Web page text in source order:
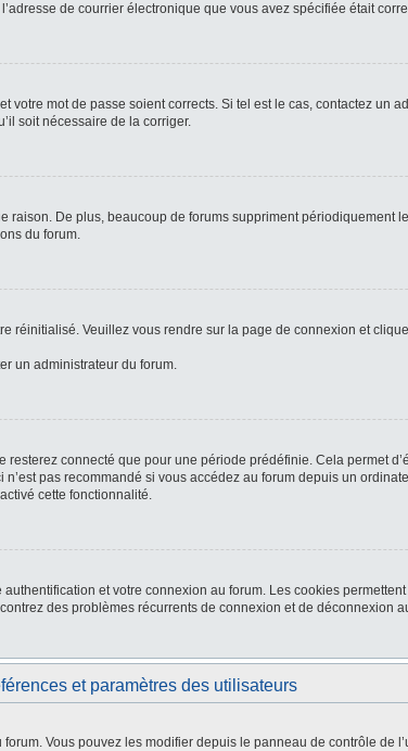
de courrier électronique que vous avez spécifiée était
mot de passe soient corrects. Si tel est le cas, contactez un
soit nécessaire de la corriger.
raison. De plus, beaucoup de forums suppriment
du forum.
Veuillez vous rendre sur la page de connexion et
un administrateur du forum.
connecté que pour une période prédéfinie. Cela permet
pas recommandé si vous accédez au forum depuis un
cette fonctionnalité.
et votre connexion au forum. Les cookies
des problèmes récurrents de connexion et de déconnexion
et paramètres des utilisateurs
Vous pouvez les modifier depuis le panneau de contrôle de